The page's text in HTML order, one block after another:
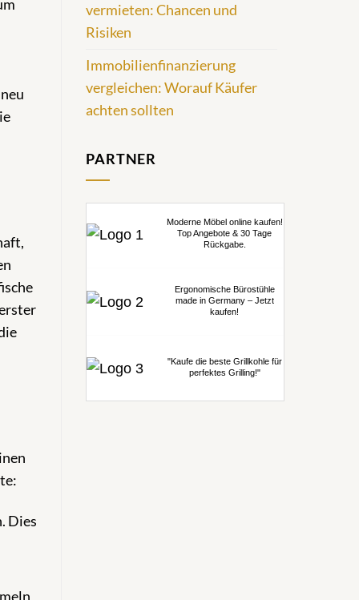
Dies
vermieten: Chancen und
Risiken
Immobilienfinanzierung
vergleichen: Worauf Käufer
achten sollten
PARTNER
Moderne Möbel online kaufen!
Top Angebote & 30 Tage
Rückgabe.
Ergonomische Bürostühle
made in Germany – Jetzt
kaufen!
"Kaufe die beste Grillkohle für
perfektes Grilling!"